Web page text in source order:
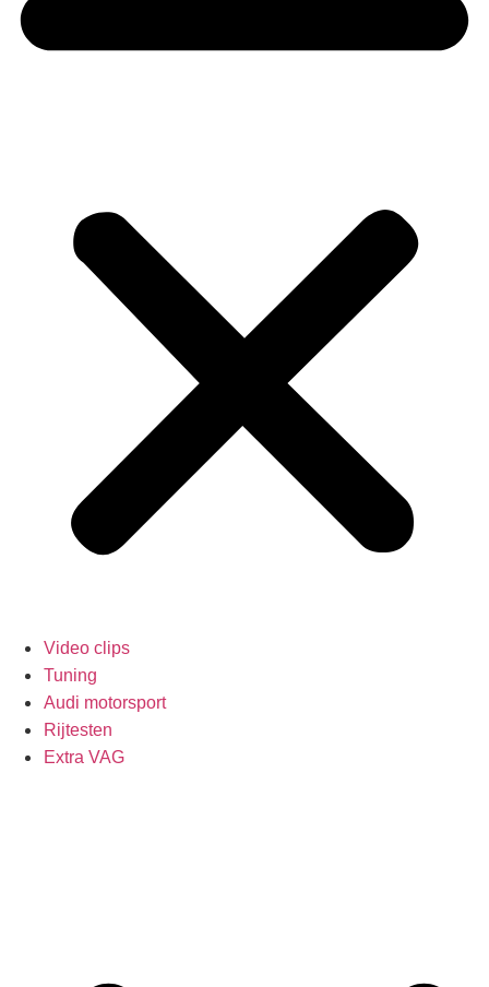
Video clips
Tuning
Audi motorsport
Rijtesten
Extra VAG